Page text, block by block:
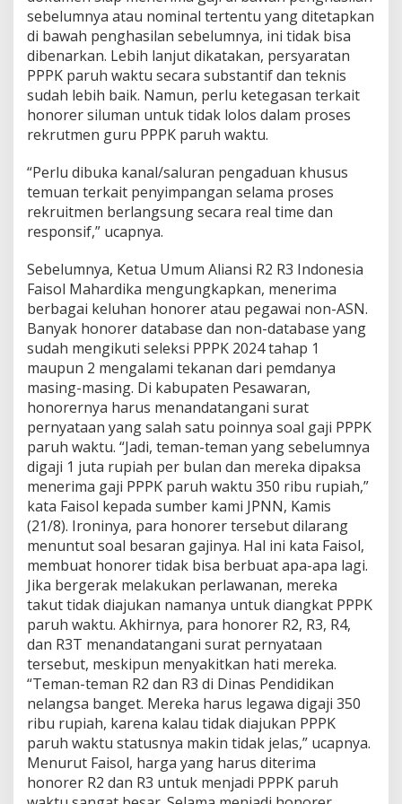
n
I
n
t
i
m
d
a
i
f
sebelumnya atau nominal tertentu yang ditetapkan
di bawah penghasilan sebelumnya, ini tidak bisa
dibenarkan. Lebih lanjut dikatakan, persyaratan
PPPK paruh waktu secara substantif dan teknis
sudah lebih baik. Namun, perlu ketegasan terkait
honorer siluman untuk tidak lolos dalam proses
rekrutmen guru PPPK paruh waktu.
“Perlu dibuka kanal/saluran pengaduan khusus
temuan terkait penyimpangan selama proses
rekruitmen berlangsung secara real time dan
responsif,” ucapnya.
Sebelumnya, Ketua Umum Aliansi R2 R3 Indonesia
Faisol Mahardika mengungkapkan, menerima
berbagai keluhan honorer atau pegawai non-ASN.
Banyak honorer database dan non-database yang
sudah mengikuti seleksi PPPK 2024 tahap 1
maupun 2 mengalami tekanan dari pemdanya
masing-masing. Di kabupaten Pesawaran,
honorernya harus menandatangani surat
pernyataan yang salah satu poinnya soal gaji PPPK
paruh waktu. “Jadi, teman-teman yang sebelumnya
digaji 1 juta rupiah per bulan dan mereka dipaksa
menerima gaji PPPK paruh waktu 350 ribu rupiah,”
kata Faisol kepada sumber kami JPNN, Kamis
(21/8). Ironinya, para honorer tersebut dilarang
menuntut soal besaran gajinya. Hal ini kata Faisol,
membuat honorer tidak bisa berbuat apa-apa lagi.
Jika bergerak melakukan perlawanan, mereka
takut tidak diajukan namanya untuk diangkat PPPK
paruh waktu. Akhirnya, para honorer R2, R3, R4,
dan R3T menandatangani surat pernyataan
tersebut, meskipun menyakitkan hati mereka.
“Teman-teman R2 dan R3 di Dinas Pendidikan
nelangsa banget. Mereka harus legawa digaji 350
ribu rupiah, karena kalau tidak diajukan PPPK
paruh waktu statusnya makin tidak jelas,” ucapnya.
Menurut Faisol, harga yang harus diterima
honorer R2 dan R3 untuk menjadi PPPK paruh